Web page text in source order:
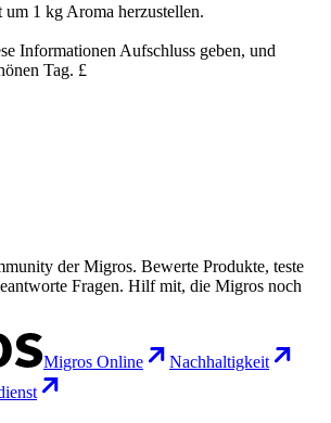
um 1 kg Aroma herzustellen.
Informationen Aufschluss geben, und
Tag. £
der Migros. Bewerte Produkte, teste
Fragen. Hilf mit, die Migros noch
Migros Online
Nachhaltigkeit